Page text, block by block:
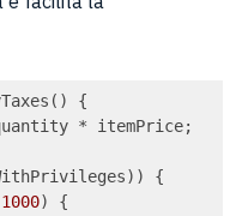
{
* itemPrice;
{
1000) {